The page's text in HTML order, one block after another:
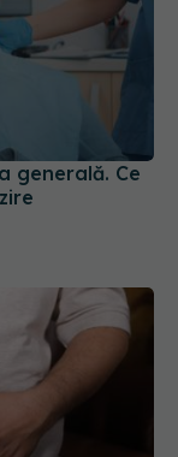
generală. Ce